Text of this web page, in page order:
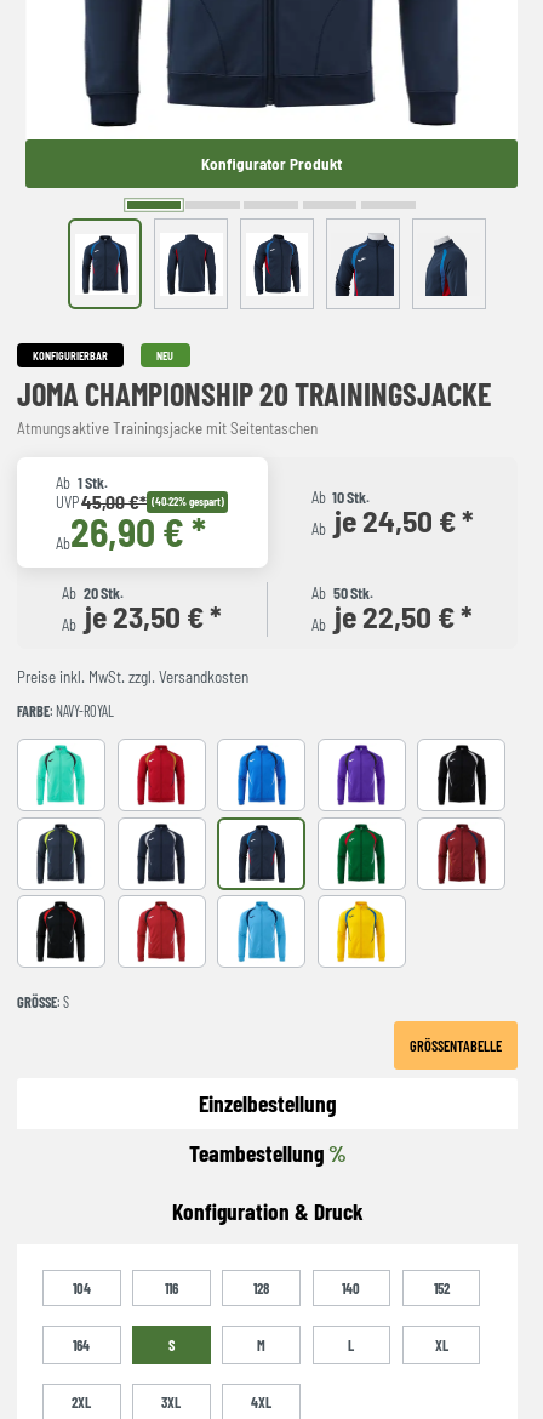
Konfigurator Produkt
KONFIGURIERBAR NEU
JOMA CHAMPIONSHIP 20 TRAININGSJACKE
Atmungsaktive Trainingsjacke mit Seitentaschen
Ab 1 Stk.
UVP45,00 €* (40.22% gespart)
Ab26,90 € *
Ab 10 Stk.
Ab je 24,50 € *
Ab 20 Stk.
Ab je 23,50 € *
Ab 50 Stk.
Ab je 22,50 € *
Preise inkl. MwSt. zzgl. Versandkosten
FARBE: NAVY-ROYAL
LIGHT GREEN RED-NAVY ROYAL-NAVY VIOLET BLACK-GREY
DARK NAVY AMARILLO FLUOR
NAVY-GREY NAVY-ROYAL VERDE-ROJO WINE-NAVY
BLACK-RED RED-BLACK SKY BLUE-NAVY YELLOW-ROYAL
GRÖSSE : S
GRÖSSENTABELLE
Einzelbestellung
Teambestellung %
Konfiguration & Druck
104 116 128 140 152
164 S M L XL
2XL 3XL 4XL